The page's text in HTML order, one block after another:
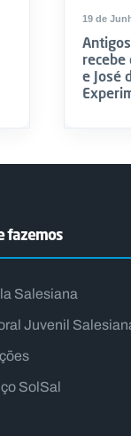
19 de
recebe
e José
fazemos
Salesiana
Juvenil
SolSal